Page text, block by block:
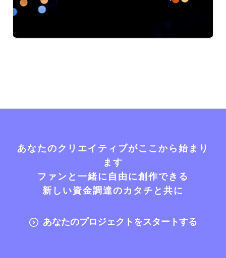
あなたのクリエイティブがここから始まり
ます
ファンと一緒に自由に創作できる
新しい資金調達のカタチと共に
あなたのプロジェクトをスタートする